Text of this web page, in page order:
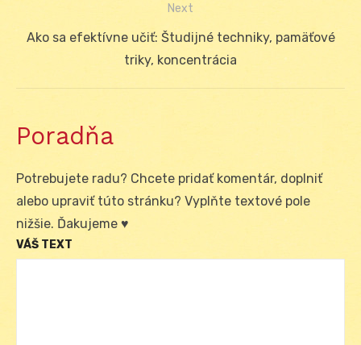
Next
Next
Ako sa efektívne učiť: Študijné techniky, pamäťové
triky, koncentrácia
Poradňa
Potrebujete radu? Chcete pridať komentár, doplniť
alebo upraviť túto stránku? Vyplňte textové pole
nižšie. Ďakujeme ♥
VÁŠ TEXT